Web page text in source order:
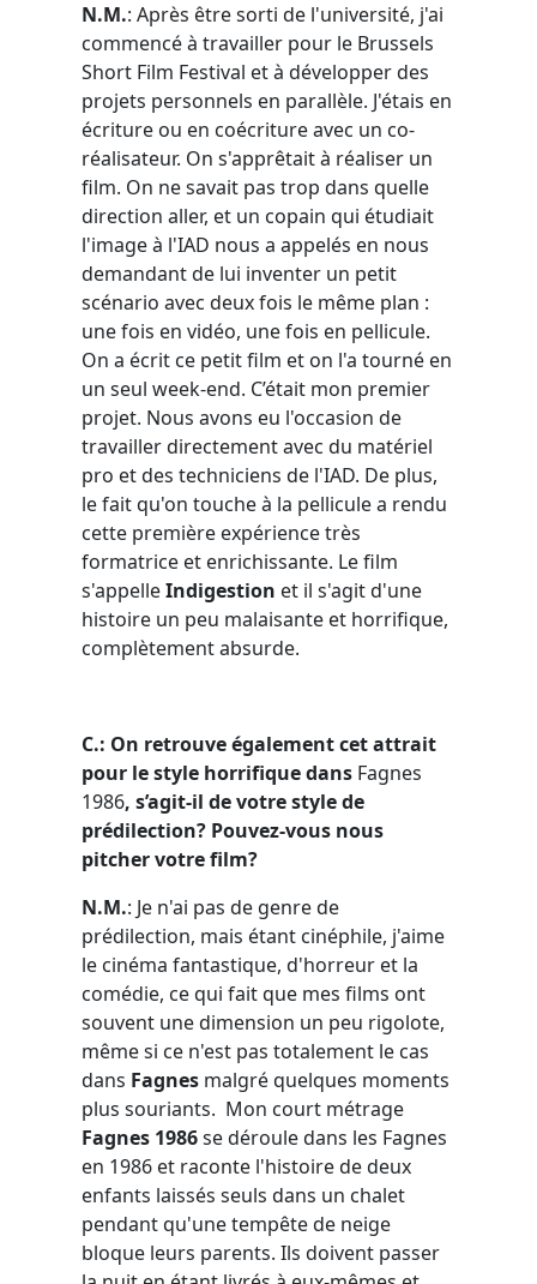
N.M.: Après être sorti de l'université, j'ai
commencé à travailler pour le Brussels
Short Film Festival et à développer des
projets personnels en parallèle. J'étais en
écriture ou en coécriture avec un co-
réalisateur. On s'apprêtait à réaliser un
film. On ne savait pas trop dans quelle
direction aller, et un copain qui étudiait
l'image à l'IAD nous a appelés en nous
demandant de lui inventer un petit
scénario avec deux fois le même plan :
une fois en vidéo, une fois en pellicule.
On a écrit ce petit film et on l'a tourné en
un seul week-end. C’était mon premier
projet. Nous avons eu l'occasion de
travailler directement avec du matériel
pro et des techniciens de l'IAD. De plus,
le fait qu'on touche à la pellicule a rendu
cette première expérience très
formatrice et enrichissante. Le film
s'appelleIndigestion et il s'agit d'une
histoire un peu malaisante et horrifique,
complètement absurde.
C.: On retrouve également cet attrait
pour le style horrifique dans Fagnes
1986, s’agit-il de votre style de
prédilection? Pouvez-vous nous
pitcher votre film?
N.M.: Je n'ai pas de genre de
prédilection, mais étant cinéphile, j'aime
le cinéma fantastique, d'horreur et la
comédie, ce qui fait que mes films ont
souvent une dimension un peu rigolote,
même si ce n'est pas totalement le cas
dans Fagnes malgré quelques moments
plus souriants. Mon court métrage
Fagnes 1986se déroule dans les Fagnes
en 1986 et raconte l'histoire de deux
enfants laissés seuls dans un chalet
pendant qu'une tempête de neige
bloque leurs parents. Ils doivent passer